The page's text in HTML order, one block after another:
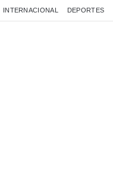
INTERNACIONAL DEPORTES